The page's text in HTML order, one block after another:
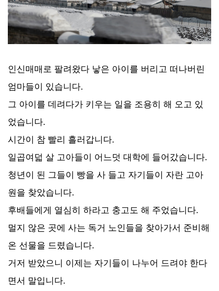
인신매매로 팔려왔다 낳은 아이를 버리고 떠나버린
엄마들이 있습니다.
그 아이를 데려다가 키우는 일을 조용히 해 오고 있
었습니다.
시간이 참 빨리 흘러갑니다.
일곱여덟 살 고아들이 어느덧 대학에 들어갔습니다.
청년이 된 그들이 빵을 사 들고 자기들이 자란 고아
원을 찾았습니다.
후배들에게 열심히 하라고 충고도 해 주었습니다.
멀지 않은 곳에 사는 독거 노인들을 찾아가서 준비해
온 선물을 드렸습니다.
거저 받았으니 이제는 자기들이 나누어 드려야 한다
면서 말입니다.